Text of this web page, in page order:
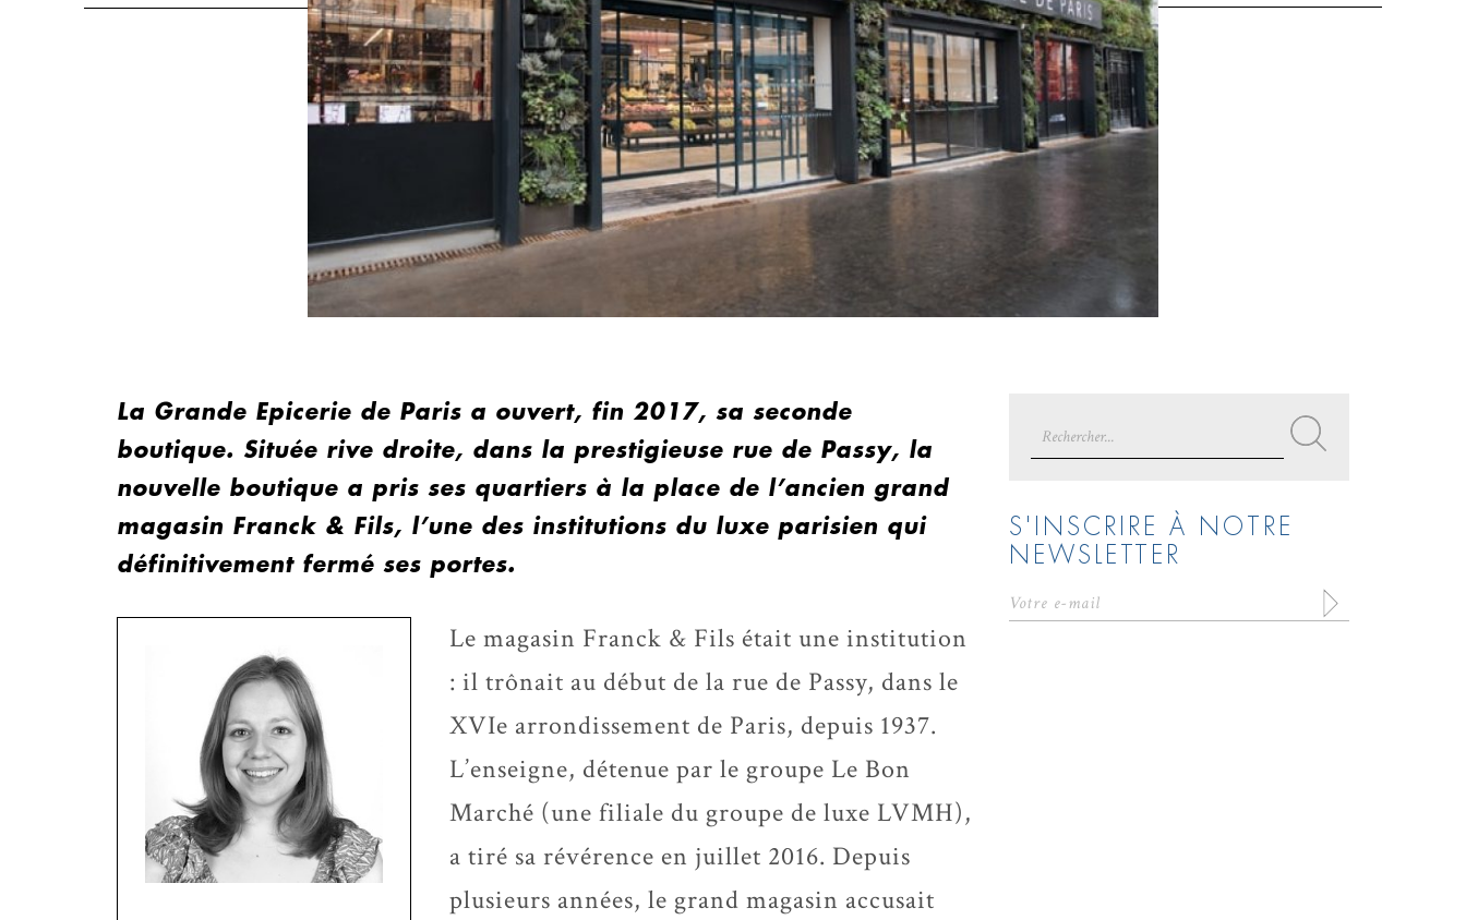
La Grande Epicerie de Paris a ouvert, fin 2017, sa seconde
boutique. Située rive droite, dans la prestigieuse rue de Passy, la
nouvelle boutique a pris ses quartiers à la place de l’ancien grand
magasin Franck & Fils, l’une des institutions du luxe parisien qui
définitivement fermé ses portes.
Le magasin Franck & Fils était une institution
: il trônait au début de la rue de Passy, dans le
XVIe arrondissement de Paris, depuis 1937.
L’enseigne, détenue par le groupe Le Bon
Marché (une filiale du groupe de luxe LVMH),
a tiré sa révérence en juillet 2016. Depuis
plusieurs années, le grand magasin accusait
for:
S'INSCRIRE À NOTRE
NEWSLETTER